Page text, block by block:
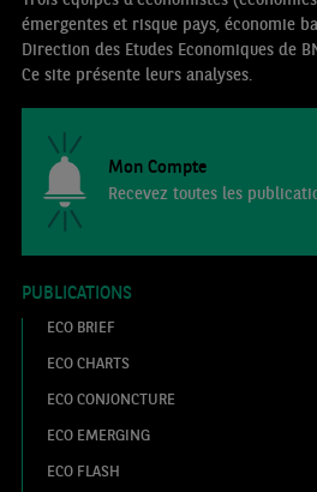
émergentes et risque pays, économie
Direction des Etudes Economiques de
Ce site présente leurs analyses.
Mon Compte
Recevez toutes les
PUBLICATIONS
ECO BRIEF
ECO CHARTS
ECO CONJONCTURE
ECO EMERGING
ECO FLASH